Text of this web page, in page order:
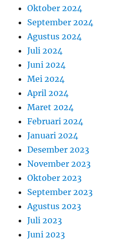
Oktober 2024
September 2024
Agustus 2024
Juli 2024
Juni 2024
Mei 2024
April 2024
Maret 2024
Februari 2024
Januari 2024
Desember 2023
November 2023
Oktober 2023
September 2023
Agustus 2023
Juli 2023
Juni 2023